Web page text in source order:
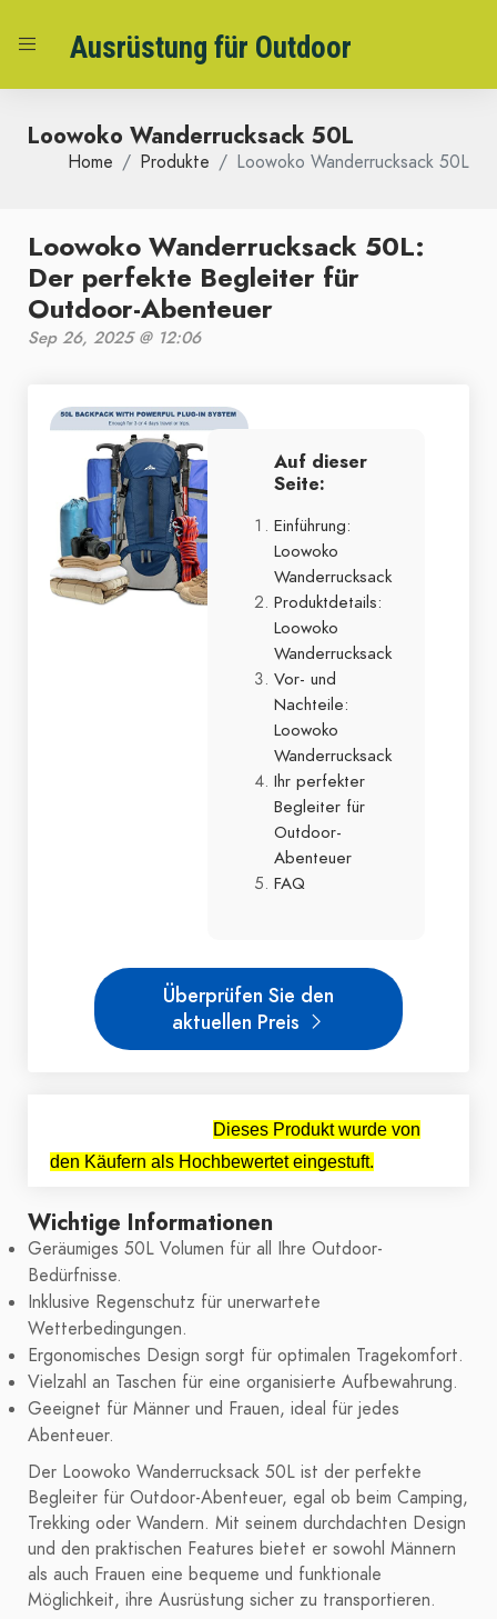
Ausrüstung für Outdoor
Loowoko Wanderrucksack 50L
Home Produkte Loowoko Wanderrucksack 50L
Loowoko Wanderrucksack 50L:
Der perfekte Begleiter für
Outdoor-Abenteuer
Sep 26, 2025 @ 12:06
Auf dieser
Seite:
Einführung:
Loowoko
Wanderrucksack
Produktdetails:
Loowoko
Wanderrucksack
Vor- und
Nachteile:
Loowoko
Wanderrucksack
Ihr perfekter
Begleiter für
Outdoor-
Abenteuer
FAQ
Überprüfen Sie den
aktuellen Preis
Dieses Produkt wurde von
den Käufern als Hochbewertet eingestuft.
Wichtige Informationen
Geräumiges 50L Volumen für all Ihre Outdoor-
Bedürfnisse.
Inklusive Regenschutz für unerwartete
Wetterbedingungen.
Ergonomisches Design sorgt für optimalen Tragekomfort.
Vielzahl an Taschen für eine organisierte Aufbewahrung.
Geeignet für Männer und Frauen, ideal für jedes
Abenteuer.
Der Loowoko Wanderrucksack 50L ist der perfekte
Begleiter für Outdoor-Abenteuer, egal ob beim Camping,
Trekking oder Wandern. Mit seinem durchdachten Design
und den praktischen Features bietet er sowohl Männern
als auch Frauen eine bequeme und funktionale
Möglichkeit, ihre Ausrüstung sicher zu transportieren.